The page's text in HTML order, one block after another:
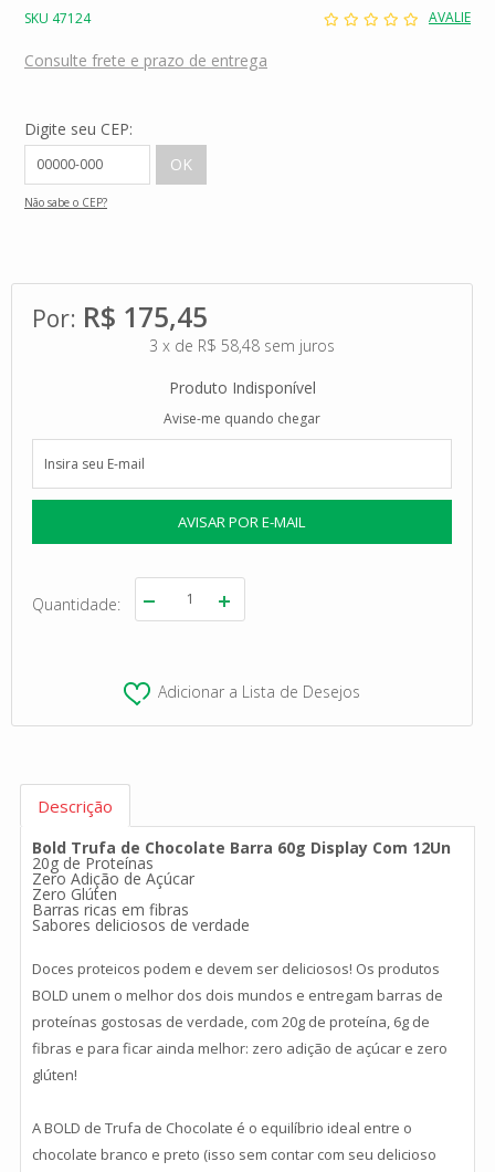
SKU 47124 AVALIE
Consulte frete e prazo de entrega
Digite seu CEP:
Não sabe o CEP?
R$ 175,45
3 x de R$ 58,48 sem juros
Produto Indisponível
Avise-me quando chegar
Quantidade
Adicionar a Lista de Desejos
Descrição
Bold Trufa de Chocolate Barra 60g Display Com 12Un
20g de Proteínas
Zero Adição de Açúcar
Zero Glúten
Barras ricas em fibras
Sabores deliciosos de verdade
Doces proteicos podem e devem ser deliciosos! Os produtos
BOLD unem o melhor dos dois mundos e entregam barras de
proteínas gostosas de verdade, com 20g de proteína, 6g de
fibras e para ficar ainda melhor: zero adição de açúcar e zero
glúten!
A BOLD de Trufa de Chocolate é o equilíbrio ideal entre o
chocolate branco e preto (isso sem contar com seu delicioso